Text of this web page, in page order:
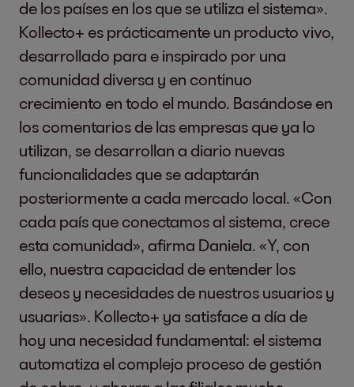
de los países en los que se utiliza el sistema».
Kollecto+ es prácticamente un producto vivo,
desarrollado para e inspirado por una
comunidad diversa y en continuo
crecimiento en todo el mundo. Basándose en
los comentarios de las empresas que ya lo
utilizan, se desarrollan a diario nuevas
funcionalidades que se adaptarán
posteriormente a cada mercado local. «Con
cada país que conectamos al sistema, crece
esta comunidad», afirma Daniela. «Y, con
ello, nuestra capacidad de entender los
deseos y necesidades de nuestros usuarios y
usuarias». Kollecto+ ya satisface a día de
hoy una necesidad fundamental: el sistema
automatiza el complejo proceso de gestión